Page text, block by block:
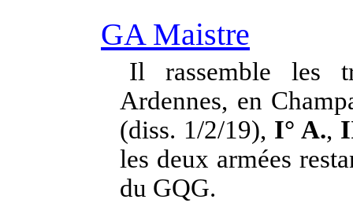
GA Maistre
Il rassemble les
Ardennes, en
(diss. 1/2/19), I° A.,
les deux armées
du GQG.